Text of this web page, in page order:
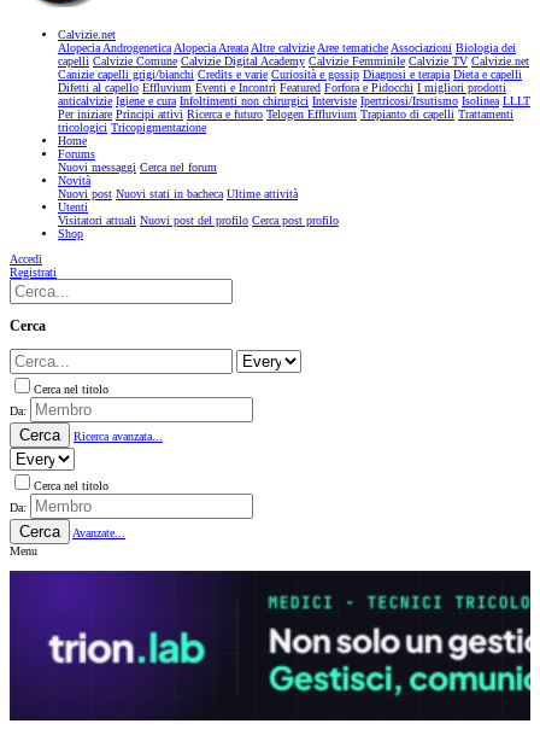
Calvizie.net
Alopecia AndrogeneticaAlopecia AreataAltre calvizieAree tematicheAssociazioni Biologia dei
capelli Calvizie Comune Calvizie Digital Academy Calvizie Femminile Calvizie TV Calvizie.net
Canizie capelli grigi/bianchi Credits e varie Curiosità e gossip Diagnosi e terapia Dieta e capelli
Difetti al capello Effluvium Eventi e Incontri Featured Forfora e Pidocchi I migliori prodotti
anticalvizie Igiene e cura Infoltimenti non chirurgici Interviste Ipertricosi/Irsutismo Isolinea LLLT
Per iniziare Principi attivi Ricerca e futuro Telogen Effluvium Trapianto di capelli Trattamenti
tricologici Tricopigmentazione
Home
Forums
Nuovi messaggi Cerca nel forum
Novità
Nuovi post Nuovi stati in bacheca Ultime attività
Utenti
Visitatori attuali Nuovi post del profilo Cerca post profilo
Shop
Accedi
Registrati
Cerca
Cerca nel titolo
Da:
Cerca Ricerca avanzata...
Cerca nel titolo
Da:
Cerca
Avanzate...
Menu